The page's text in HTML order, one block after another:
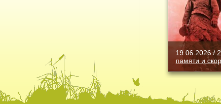
19.06.2026 /
памяти и